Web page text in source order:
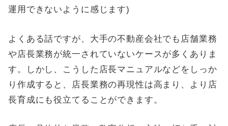
運用できないように感じます)
よくある話ですが、大手の不動産会社でも店舗業務
や店長業務が統一されていないケースが多くありま
す。しかし、こうした店長マニュアルなどをしっか
り作成すると、店長業務の再現性は高まり、より店
長育成にも役立てることができます。